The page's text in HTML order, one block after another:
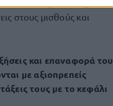
στους μισθούς και
και επαναφορά του
με αξιοπρεπείς
τους με το κεφάλι